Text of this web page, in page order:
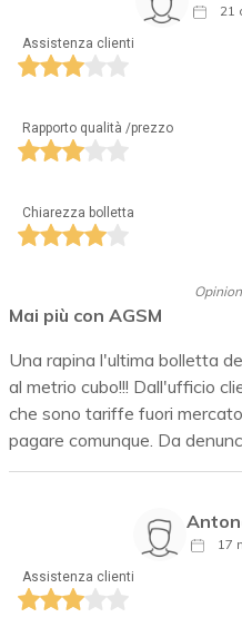
21
Assistenza clienti
Rapporto qualità /prezzo
Chiarezza bolletta
Mai più con AGSM
Una rapina l'ultima bolletta
al metrio cubo!!! Dall'ufficio
che sono tariffe fuori
pagare comunque. Da
17
Assistenza clienti